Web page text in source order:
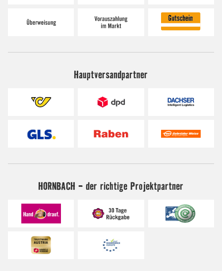
Hauptversandpartner
HORNBACH - der richtige Projektpartner